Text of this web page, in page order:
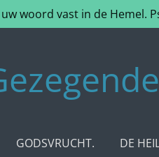
woord vast in de Hemel.
GODSVRUCHT.
DE